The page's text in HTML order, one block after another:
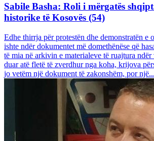
Sabile Basha: Roli i mërgatës
historike të Kosovës (54)
Edhe thirrja për protestën dhe demonstratën e
ishte ndër dokumentet më domethënëse që
të mia në arkivin e materialeve të ruajtura
duar atë fletë të zverdhur nga koha, krijova
jo vetëm një dokument të zakonshëm, por një...